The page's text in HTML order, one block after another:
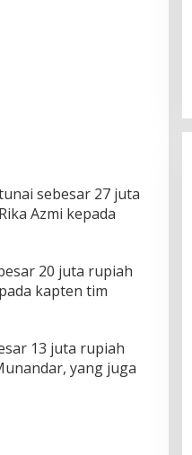
sebesar 27 juta
Azmi kepada
20 juta rupiah
kapten tim
13 juta rupiah
yang juga